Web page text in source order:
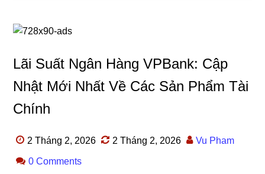
Lãi Suất Ngân Hàng VPBank: Cập
Nhật Mới Nhất Về Các Sản Phẩm Tài
Chính
2 Tháng 2, 2026 2 Tháng 2, 2026 Vu Pham
0 Comments